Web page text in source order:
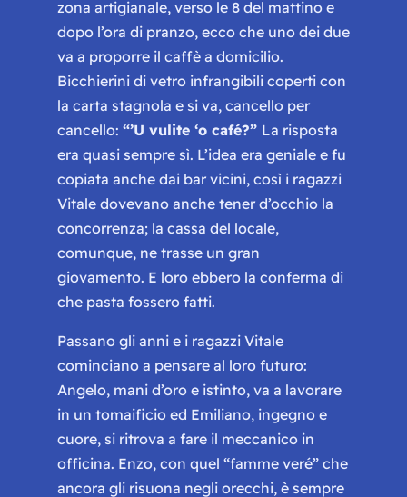
zona artigianale, verso le 8 del mattino e
dopo l’ora di pranzo, ecco che uno dei due
va a proporre il caffè a domicilio.
Bicchierini di vetro infrangibili coperti con
la carta stagnola e si va, cancello per
cancello: “’U vulite ‘o café?” La risposta
era quasi sempre sì. L’idea era geniale e fu
copiata anche dai bar vicini, così i ragazzi
Vitale dovevano anche tener d’occhio la
concorrenza; la cassa del locale,
comunque, ne trasse un gran
giovamento. E loro ebbero la conferma di
che pasta fossero fatti.
Passano gli anni e i ragazzi Vitale
cominciano a pensare al loro futuro:
Angelo, mani d’oro e istinto, va a lavorare
in un tomaificio ed Emiliano, ingegno e
cuore, si ritrova a fare il meccanico in
officina. Enzo, con quel “famme veré” che
ancora gli risuona negli orecchi, è sempre